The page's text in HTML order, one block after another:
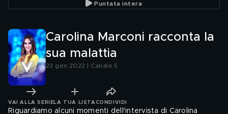
Puntata intera
Carolina Marconi racconta la
sua malattia
23 gen 2022 | Canale 5
VAI ALLA SERIE LA TUA LISTA CONDIVIDI
Riguardiamo alcuni momenti dell'intervista di Carolina